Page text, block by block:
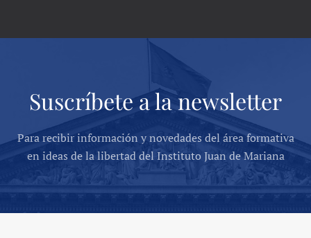
Suscríbete a la newsletter
Para recibir información y novedades del área formativa
en ideas de la libertad del Instituto Juan de Mariana